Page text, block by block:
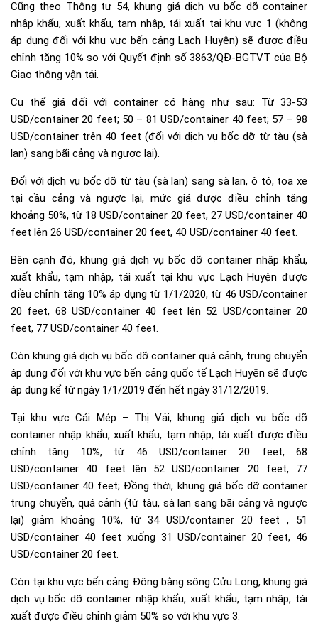
Cũng theo Thông tư 54, khung giá dịch vụ bốc dỡ container
nhập khẩu, xuất khẩu, tạm nhập, tái xuất tại khu vực 1 (không
áp dụng đối với khu vực bến cảng Lạch Huyện) sẽ được điều
chỉnh tăng 10% so với Quyết định số 3863/QĐ-BGTVT của Bộ
Giao thông vận tải.
Cụ thể giá đối với container có hàng như sau: Từ 33-53
USD/container 20 feet; 50 – 81 USD/container 40 feet; 57 – 98
USD/container trên 40 feet (đối với dịch vụ bốc dỡ từ tàu (sà
lan) sang bãi cảng và ngược lại).
Đối với dịch vụ bốc dỡ từ tàu (sà lan) sang sà lan, ô tô, toa xe
tại cầu cảng và ngược lại, mức giá được điều chỉnh tăng
khoảng 50%, từ 18 USD/container 20 feet, 27 USD/container 40
feet lên 26 USD/container 20 feet, 40 USD/container 40 feet.
Bên cạnh đó, khung giá dịch vụ bốc dỡ container nhập khẩu,
xuất khẩu, tạm nhập, tái xuất tại khu vực Lạch Huyện được
điều chỉnh tăng 10% áp dụng từ 1/1/2020, từ 46 USD/container
20 feet, 68 USD/container 40 feet lên 52 USD/container 20
feet, 77 USD/container 40 feet.
Còn khung giá dịch vụ bốc dỡ container quá cảnh, trung chuyển
áp dụng đối với khu vực bến cảng quốc tế Lạch Huyện sẽ được
áp dụng kể từ ngày 1/1/2019 đến hết ngày 31/12/2019.
Tại khu vực Cái Mép – Thị Vải, khung giá dịch vụ bốc dỡ
container nhập khẩu, xuất khẩu, tạm nhập, tái xuất được điều
chỉnh tăng 10%, từ 46 USD/container 20 feet, 68
USD/container 40 feet lên 52 USD/container 20 feet, 77
USD/container 40 feet; Đồng thời, khung giá bốc dỡ container
trung chuyển, quá cảnh (từ tàu, sà lan sang bãi cảng và ngược
lại) giảm khoảng 10%, từ 34 USD/container 20 feet , 51
USD/container 40 feet xuống 31 USD/container 20 feet, 46
USD/container 20 feet.
Còn tại khu vực bến cảng Đông bằng sông Cửu Long, khung giá
dịch vụ bốc dỡ container nhập khẩu, xuất khẩu, tạm nhập, tái
xuất được điều chỉnh giảm 50% so với khu vực 3.